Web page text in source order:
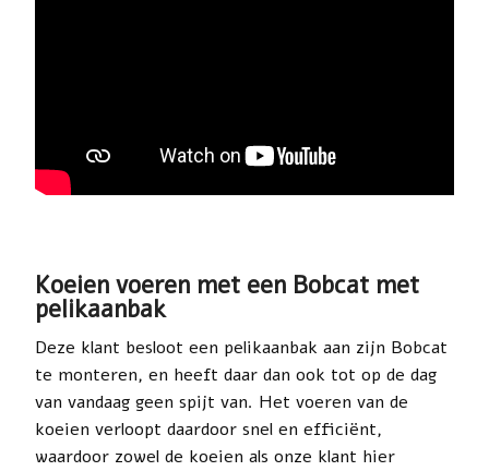
Koeien voeren met een Bobcat met
pelikaanbak
Deze klant besloot een pelikaanbak aan zijn Bobcat
te monteren, en heeft daar dan ook tot op de dag
van vandaag geen spijt van. Het voeren van de
koeien verloopt daardoor snel en efficiënt,
waardoor zowel de koeien als onze klant hier